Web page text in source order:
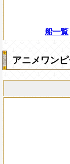
船一覧
アニメワン